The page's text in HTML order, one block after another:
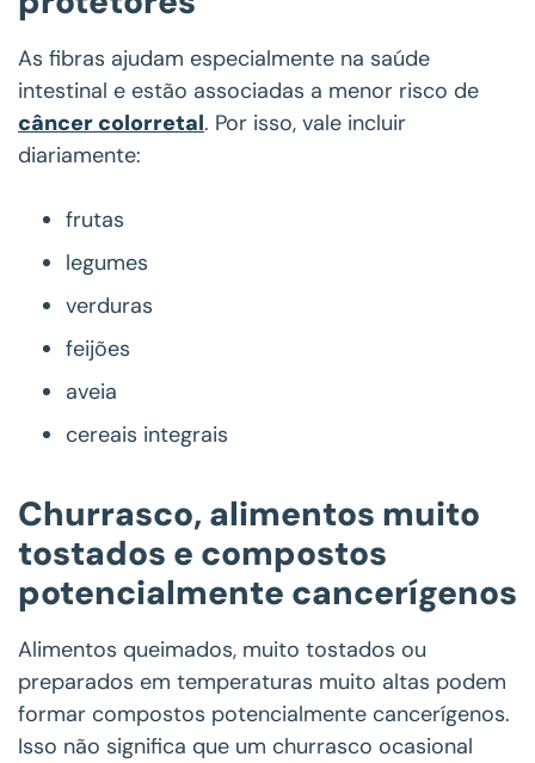
As fibras ajudam especialmente na saúde
intestinal e estão associadas a menor risco de
câncer colorretal. Por isso, vale incluir
diariamente:
frutas
legumes
verduras
feijões
aveia
cereais integrais
Churrasco, alimentos muito
tostados e compostos
potencialmente cancerígenos
Alimentos queimados, muito tostados ou
preparados em temperaturas muito altas podem
formar compostos potencialmente cancerígenos.
Isso não significa que um churrasco ocasional